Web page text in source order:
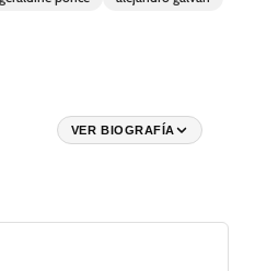
VER BIOGRAFÍA